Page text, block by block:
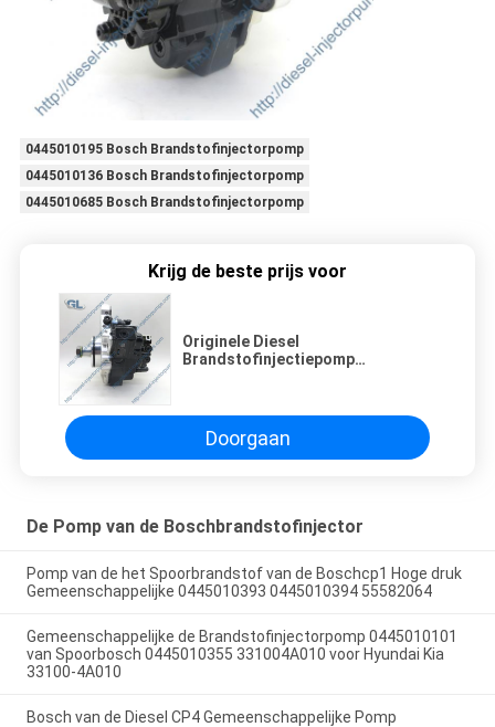
0445010195 Bosch Brandstofinjectorpomp
0445010136 Bosch Brandstofinjectorpomp
0445010685 Bosch Brandstofinjectorpomp
Krijg de beste prijs voor
Originele Diesel
Brandstofinjectiepomp
51.11103-7826 51111037826
Doorgaan
De Pomp van de Boschbrandstofinjector
Pomp van de het Spoorbrandstof van de Boschcp1 Hoge druk
Gemeenschappelijke 0445010393 0445010394 55582064
Gemeenschappelijke de Brandstofinjectorpomp 0445010101
van Spoorbosch 0445010355 331004A010 voor Hyundai Kia
33100-4A010
Bosch van de Diesel CP4 Gemeenschappelijke Pomp